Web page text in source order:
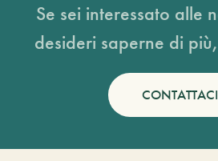
Se sei interessato alle
desideri saperne di
CONTATTACI